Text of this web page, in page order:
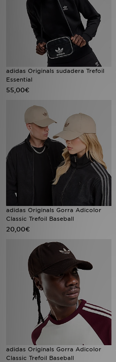
adidas Originals sudadera Trefoil
Essential
55,00€
adidas Originals Gorra Adicolor
Classic Trefoil Baseball
20,00€
adidas Originals Gorra Adicolor
Classic Trefoil Baseball